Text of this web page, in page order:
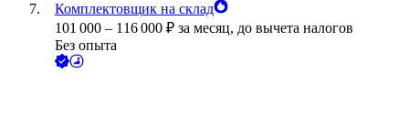
Комплектовщик на склад
101 000 – 116 000 ₽ за месяц, до вычета налогов
Без опыта